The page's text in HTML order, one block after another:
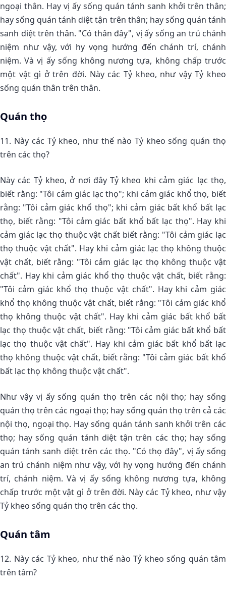
ngoại thân. Hay vị ấy sống quán tánh sanh khởi trên thân;
hay sống quán tánh diệt tận trên thân; hay sống quán tánh
sanh diệt trên thân. "Có thân đây", vị ấy sống an trú chánh
niệm như vậy, với hy vọng hướng đến chánh trí, chánh
niệm. Và vị ấy sống không nương tựa, không chấp trước
một vật gì ở trên đời. Này các Tỷ kheo, như vậy Tỷ kheo
sống quán thân trên thân.
Quán thọ
11. Này các Tỷ kheo, như thế nào Tỷ kheo sống quán thọ
trên các thọ?
Này các Tỷ kheo, ở nơi đây Tỷ kheo khi cảm giác lạc thọ,
biết rằng: "Tôi cảm giác lạc thọ"; khi cảm giác khổ thọ, biết
rằng: "Tôi cảm giác khổ thọ"; khi cảm giác bất khổ bất lạc
thọ, biết rằng: "Tôi cảm giác bất khổ bất lạc thọ". Hay khi
cảm giác lạc thọ thuộc vật chất biết rằng: "Tôi cảm giác lạc
thọ thuộc vật chất". Hay khi cảm giác lạc thọ không thuộc
vật chất, biết rằng: "Tôi cảm giác lạc thọ không thuộc vật
chất". Hay khi cảm giác khổ thọ thuộc vật chất, biết rằng:
"Tôi cảm giác khổ thọ thuộc vật chất". Hay khi cảm giác
khổ thọ không thuộc vật chất, biết rằng: "Tôi cảm giác khổ
thọ không thuộc vật chất". Hay khi cảm giác bất khổ bất
lạc thọ thuộc vật chất, biết rằng: "Tôi cảm giác bất khổ bất
lạc thọ thuộc vật chất". Hay khi cảm giác bất khổ bất lạc
thọ không thuộc vật chất, biết rằng: "Tôi cảm giác bất khổ
bất lạc thọ không thuộc vật chất".
Như vậy vị ấy sống quán thọ trên các nội thọ; hay sống
quán thọ trên các ngoại thọ; hay sống quán thọ trên cả các
nội thọ, ngoại thọ. Hay sống quán tánh sanh khởi trên các
thọ; hay sống quán tánh diệt tận trên các thọ; hay sống
quán tánh sanh diệt trên các thọ. "Có thọ đây", vị ấy sống
an trú chánh niệm như vậy, với hy vọng hướng đến chánh
trí, chánh niệm. Và vị ấy sống không nương tựa, không
chấp trước một vật gì ở trên đời. Này các Tỷ kheo, như vậy
Tỷ kheo sống quán thọ trên các thọ.
Quán tâm
12. Này các Tỷ kheo, như thế nào Tỷ kheo sống quán tâm
trên tâm?